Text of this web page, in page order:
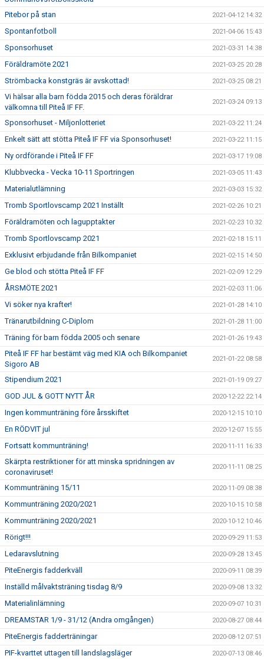
Pitebor på stan
2021-04-12 14:32
Spontanfotboll 2021-04-06 15:43
Sponsorhuset 2021-03-31 14:38
Föräldramöte 2021 2021-03-25 20:28
Strömbacka konstgräs är avskottad! 2021-03-25 08:21
Vi hälsar alla barn födda 2015 och deras föräldrar
välkomna till Piteå IF FF.
2021-03-24 09:13
Sponsorhuset - Miljonlotteriet 2021-03-22 11:24
Enkelt sätt att stötta Piteå IF FF via Sponsorhuset! 2021-03-22 11:15
Ny ordförande i Piteå IF FF 2021-03-17 19:08
Klubbvecka - Vecka 10-11 Sportringen 2021-03-05 11:43
Materialutlämning 2021-03-03 15:32
Tromb Sportlovscamp 2021 Inställt 2021-02-26 10:21
Föräldramöten och lagupptakter 2021-02-23 10:32
Tromb Sportlovscamp 2021 2021-02-18 15:11
Exklusivt erbjudande från Bilkompaniet 2021-02-15 14:50
Ge blod och stötta Piteå IF FF 2021-02-09 12:29
ÅRSMÖTE 2021 2021-02-03 11:06
Vi söker nya krafter! 2021-01-28 14:10
Tränarutbildning C-Diplom 2021-01-28 11:00
Träning för barn födda 2005 och senare 2021-01-26 19:43
Piteå IF FF har bestämt väg med KIA och Bilkompaniet
Sigoro AB
2021-01-22 08:58
Stipendium 2021 2021-01-19 09:27
GOD JUL & GOTT NYTT ÅR 2020-12-22 22:14
Ingen kommunträning före årsskiftet 2020-12-15 10:10
En RÖDVIT jul 2020-12-07 15:55
Fortsatt kommunträning! 2020-11-11 16:33
Skärpta restriktioner för att minska spridningen av
coronaviruset!
2020-11-11 08:25
Kommunträning 15/11 2020-11-09 08:38
Kommunträning 2020/2021 2020-10-15 10:58
Kommunträning 2020/2021 2020-10-12 10:46
Rörigt!!! 2020-09-29 11:53
Ledaravslutning 2020-09-28 13:45
PiteEnergis fadderkväll 2020-09-11 08:39
Inställd målvaktsträning tisdag 8/9 2020-09-08 13:32
Materialinlämning 2020-09-07 10:31
DREAMSTAR 1/9 - 31/12 (Andra omgången) 2020-08-27 08:44
PiteEnergis fadderträningar 2020-08-12 07:51
PIF-kvarttet uttagen till landslagsläger 2020-07-13 08:46